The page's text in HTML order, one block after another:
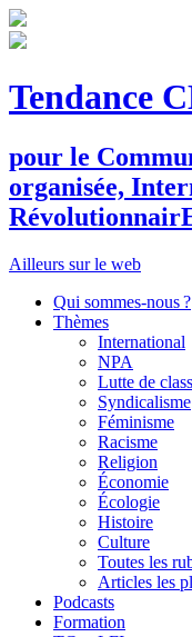
Tendance
pour le C
organisée, I
Révolutionnair
Ailleurs sur le web
Qui sommes-nous ?
Thèmes
International
NPA
Lutte de
Syndicalisme
Féminisme
Racisme
Religion
Économie
Écologie
Histoire
Culture
Toutes les
Articles les
Podcasts
Formation